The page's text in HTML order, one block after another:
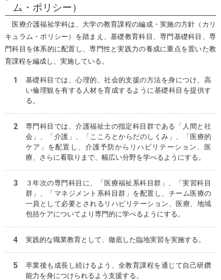
ム・ポリシー）
医療介護福祉学科は、大学の教育課程の編成・実施の方針（カリ
キュラム・ポリシー）を踏まえ、基礎教育科目、専門基礎科目、専
門科目を体系的に配置し、専門性と実践力の養成に重点を置いた教
育課程を編成し、実施している。
基礎科目では、心理的、社会的支援の方法を身につけ、高
い倫理観を有する人材を育成するように基礎科目を提供す
る。
専門科目では、介護福祉士の指定科目群である「人間と社
会」、「介護」、「こころとからだのしくみ」、「医療的
ケア」を配置し、介護予防からリハビリテーション、医
療、さらに看取りまで、幅広い分野を学べるようにする。
３年次の専門科目に、「医療福祉系科目群」、「実習科目
群」、「マネジメント系科目群」を配置し、チーム医療の
一員として必要とされるリハビリテーション、医療、地域
包括ケアについてより専門的に学べるようにする。
実践的な職業教育として、徹底した臨地実習を実施する。
卒業後も成長し続けるよう、全教育課程を通じて自己研鑽
能力を身につけられるよう支援する。